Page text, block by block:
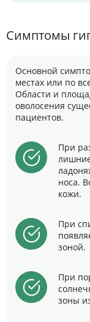
Симптомы
Основной
местах или по
Области и
оволосения
пациентов.
При
носа.
кожи.
При
зоной.
При
зоны